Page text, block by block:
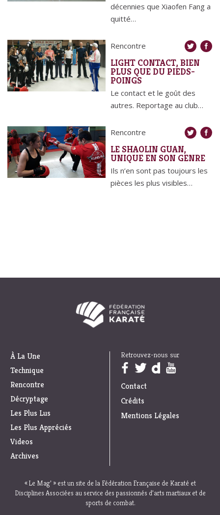
décennies que Xiaofen Fang a
quitté…
Rencontre
LIGHT CONTACT, BIEN
PLUS QUE DU PIEDS-
POINGS
Le contact et le goût des
autres. Reportage au club…
Rencontre
LE SHAOLIN GUAN,
UNIQUE EN SON GENRE
Ils n’en sont pas toujours les
pièces les plus visibles…
À La Une
Technique
Rencontre
Décryptage
Les Plus Lus
Les Plus Appréciés
Videos
Archives
Retrouvez-nous sur
Trouvez nous sur :
Contact
Crédits
Mentions Légales
« Le Mag’ » est un site de la Fédération Française de Karaté et
Disciplines Associées au service des passionnés d’arts martiaux et de
sports de combat.